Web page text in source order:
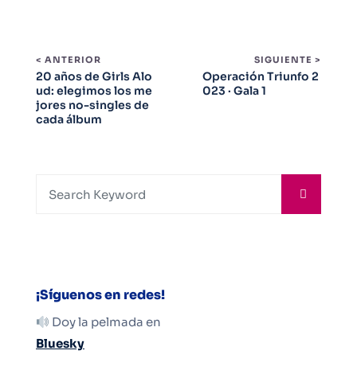
< ANTERIOR
20 años de Girls Alo
ud: elegimos los me
jores no-singles de
cada álbum
SIGUIENTE >
Operación Triunfo 2
023 · Gala 1
¡Síguenos en redes!
Doy la pelmada en
Bluesky